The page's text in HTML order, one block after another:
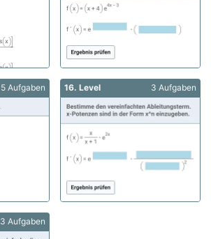
5 Aufgaben 16. Level 3 Aufgaben
3 Aufgaben